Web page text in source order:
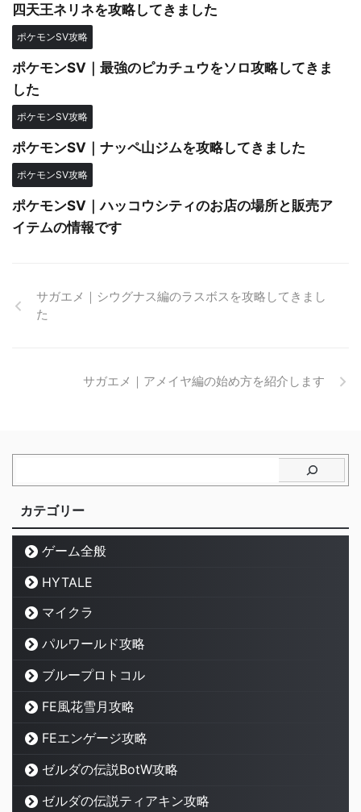
四天王ネリネを攻略してきました
ポケモンSV攻略
ポケモンSV｜最強のピカチュウをソロ攻略してきま
した
ポケモンSV攻略
ポケモンSV｜ナッペ山ジムを攻略してきました
ポケモンSV攻略
ポケモンSV｜ハッコウシティのお店の場所と販売ア
イテムの情報です
サガエメ｜シウグナス編のラスボスを攻略してきまし
た
サガエメ｜アメイヤ編の始め方を紹介します
カテゴリー
ゲーム全般
HYTALE
マイクラ
パルワールド攻略
ブループロトコル
FE風花雪月攻略
FEエンゲージ攻略
ゼルダの伝説BotW攻略
ゼルダの伝説ティアキン攻略